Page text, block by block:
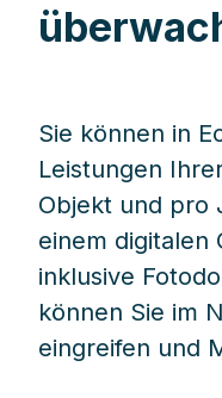
Sie können in
Leistungen
Objekt und pro
einem digitalen
inklusive
können Sie im
eingreifen und